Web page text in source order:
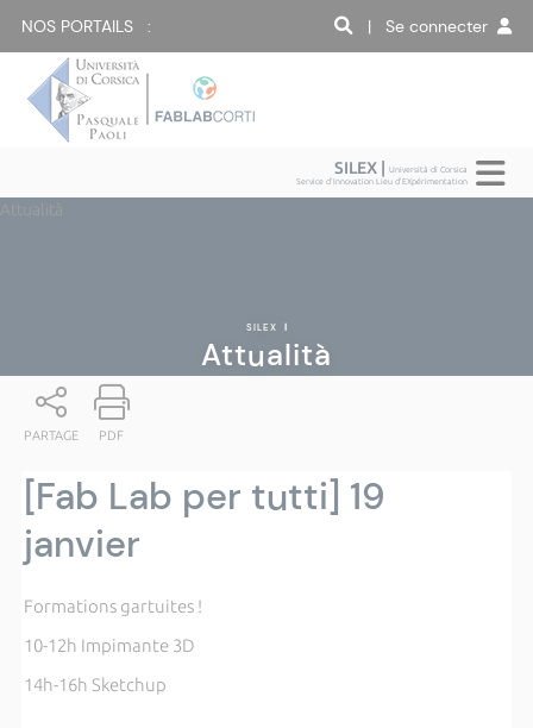
NOS PORTAILS : | Se connecter
SILEX |Università di Corsica
Service d'Innovation Lieu d'EXpérimentation
Attualità
SILEX |
Attualità
PARTAGE PDF
[Fab Lab per tutti] 19
janvier
Formations gartuites !
10-12h Impimante 3D
14h-16h Sketchup